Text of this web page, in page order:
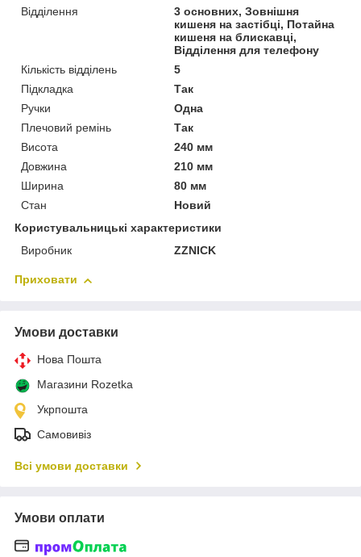
Відділення
3 основних, Зовнішня
кишеня на застібці, Потайна
кишеня на блискавці,
Відділення для телефону
Кількість відділень
5
Підкладка
Так
Ручки
Одна
Плечовий ремінь
Так
Висота
240 мм
Довжина
210 мм
Ширина
80 мм
Стан
Новий
Користувальницькі характеристики
Виробник
ZZNICK
Приховати
Умови доставки
Нова Пошта
Магазини Rozetka
Укрпошта
Самовивіз
Всі умови доставки
Умови оплати